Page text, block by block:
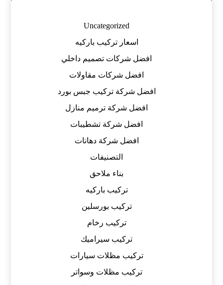
Uncategorized
اسعار تركيب باركيه
افضل شركات تصميم داخلي
افضل شركات مقاولات
افضل شركة تركيب جبس بورد
افضل شركة ترميم منازل
افضل شركة تشطيبات
افضل شركة دهانات
التصنيفات
بناء ملاحق
تركيب باركيه
تركيب بورسلين
تركيب رخام
تركيب سيراميك
تركيب مظلات سيارات
تركيب مظلات وسواتر